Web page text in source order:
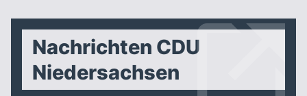
Nachrichten CDU
Niedersachsen